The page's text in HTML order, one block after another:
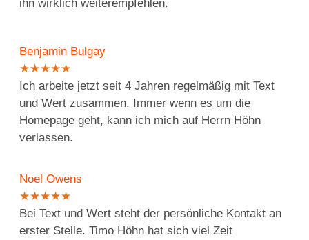
ihn wirklich weiterempfehlen.
Benjamin Bulgay
★★★★★
Ich arbeite jetzt seit 4 Jahren regelmäßig mit Text
und Wert zusammen. Immer wenn es um die
Homepage geht, kann ich mich auf Herrn Höhn
verlassen.
Noel Owens
★★★★★
Bei Text und Wert steht der persönliche Kontakt an
erster Stelle. Timo Höhn hat sich viel Zeit